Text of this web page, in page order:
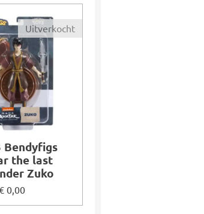
Uitverkocht
Bendyfigs
the last
Zuko
0,00